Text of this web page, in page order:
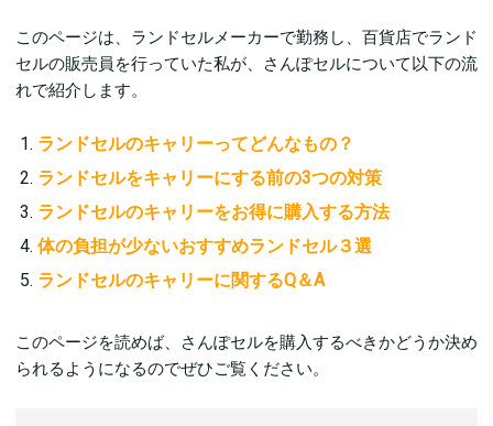
このページは、ランドセルメーカーで勤務し、百貨店でランド
セルの販売員を行っていた私が、さんぽセルについて以下の流
れで紹介します。
ランドセルのキャリーってどんなもの？
ランドセルをキャリーにする前の3つの対策
ランドセルのキャリーをお得に購入する方法
体の負担が少ないおすすめランドセル３選
ランドセルのキャリーに関するQ＆A
このページを読めば、さんぽセルを購入するべきかどうか決め
られるようになるのでぜひご覧ください。